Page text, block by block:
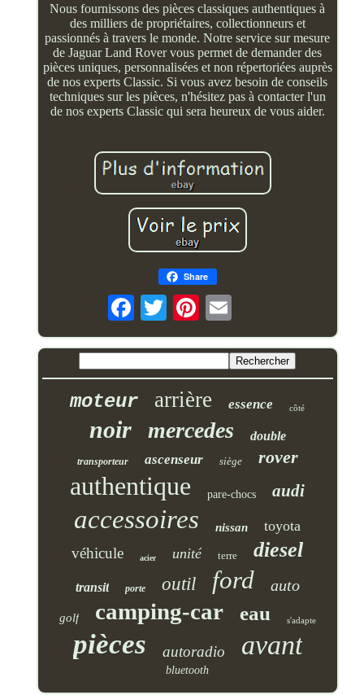
Nous fournissons des pièces classiques authentiques à
des milliers de propriétaires, collectionneurs et
passionnés à travers le monde. Notre service sur mesure
de Jaguar Land Rover vous permet de demander des
pièces uniques, personnalisées et non répertoriées auprès
de nos experts Classic. Si vous avez besoin de conseils
techniques sur les pièces, n'hésitez pas à contacter l'un
de nos experts Classic qui sera heureux de vous aider.
Share
moteur arrière essence côté
noir mercedes double
transporteur ascenseur siège rover
authentique pare-chocs audi
accessoires nissan toyota
véhicule acier unité terre diesel
transit porte outil ford auto
golf camping-car eau s'adapte
pièces autoradio avant
bluetooth